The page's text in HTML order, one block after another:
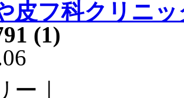
皮フ科クリニ
(1)
ー｜